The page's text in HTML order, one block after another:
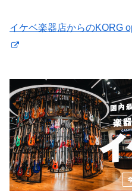
イケベ楽器店からのKORG